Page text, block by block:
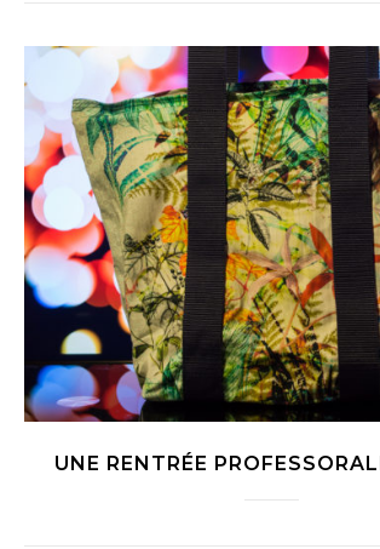
UNE RENTRÉE